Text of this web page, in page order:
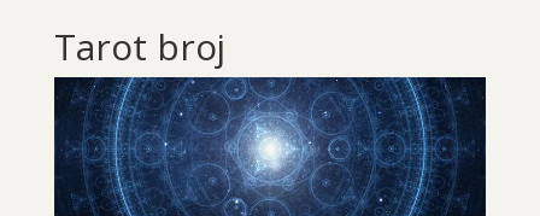
Tarot broj